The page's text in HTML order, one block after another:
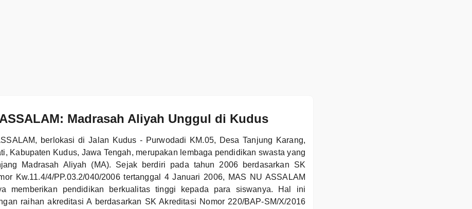
Madrasah Aliyah Unggul di Kudus
berlokasi di Jalan Kudus - Purwodadi KM.05, Desa Tanjung Karang,
Kabupaten Kudus, Jawa Tengah, merupakan lembaga pendidikan swasta yang
Madrasah Aliyah (MA). Sejak berdiri pada tahun 2006 berdasarkan SK
Kw.11.4/4/PP.03.2/040/2006 tertanggal 4 Januari 2006, MAS NU ASSALAM
memberikan pendidikan berkualitas tinggi kepada para siswanya. Hal ini
raihan akreditasi A berdasarkan SK Akreditasi Nomor 220/BAP-SM/X/2016